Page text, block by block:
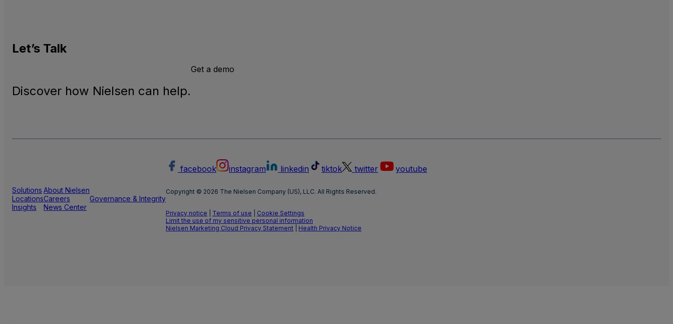
Let’s Talk
Discover how Nielsen can help.
Get a demo
Solutions
Locations
Insights
About Nielsen
Careers
News Center
Governance & Integrity
facebook instagram linkedin tiktok twitter youtube
Copyright © 2026 The Nielsen Company (US), LLC. All Rights Reserved.
Privacy notice Terms of use
Cookie Settings
Limit the use of my sensitive personal information
Nielsen Marketing Cloud Privacy Statement
Health Privacy Notice